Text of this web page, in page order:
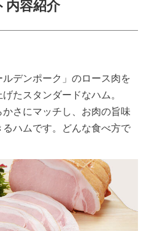
内容紹介
デンポーク」のロース肉を
たスタンダードなハム。
さにマッチし、お肉の旨味
ハムです。どんな食べ方で